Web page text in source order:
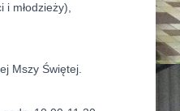
młodzieży),
Mszy Świętej.